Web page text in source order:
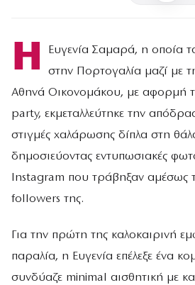
Η
Ευγενία Σαμαρά, η οποία
στην Πορτογαλία μαζί με
Αθηνά Οικονομάκου, με αφορμή
party, εκμεταλλεύτηκε την
στιγμές χαλάρωσης δίπλα στη
δημοσιεύοντας εντυπωσιακές
Instagram που τράβηξαν αμέσως
followers της.
Για την πρώτη της καλοκαιρινή
παραλία, η Ευγενία επέλεξε ένα
συνδύαζε minimal αισθητική με